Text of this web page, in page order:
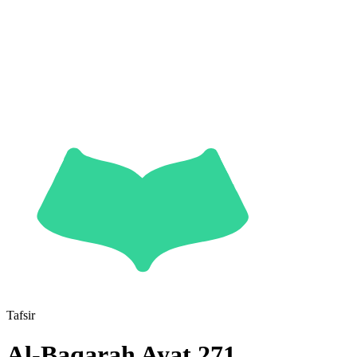
Tafsir